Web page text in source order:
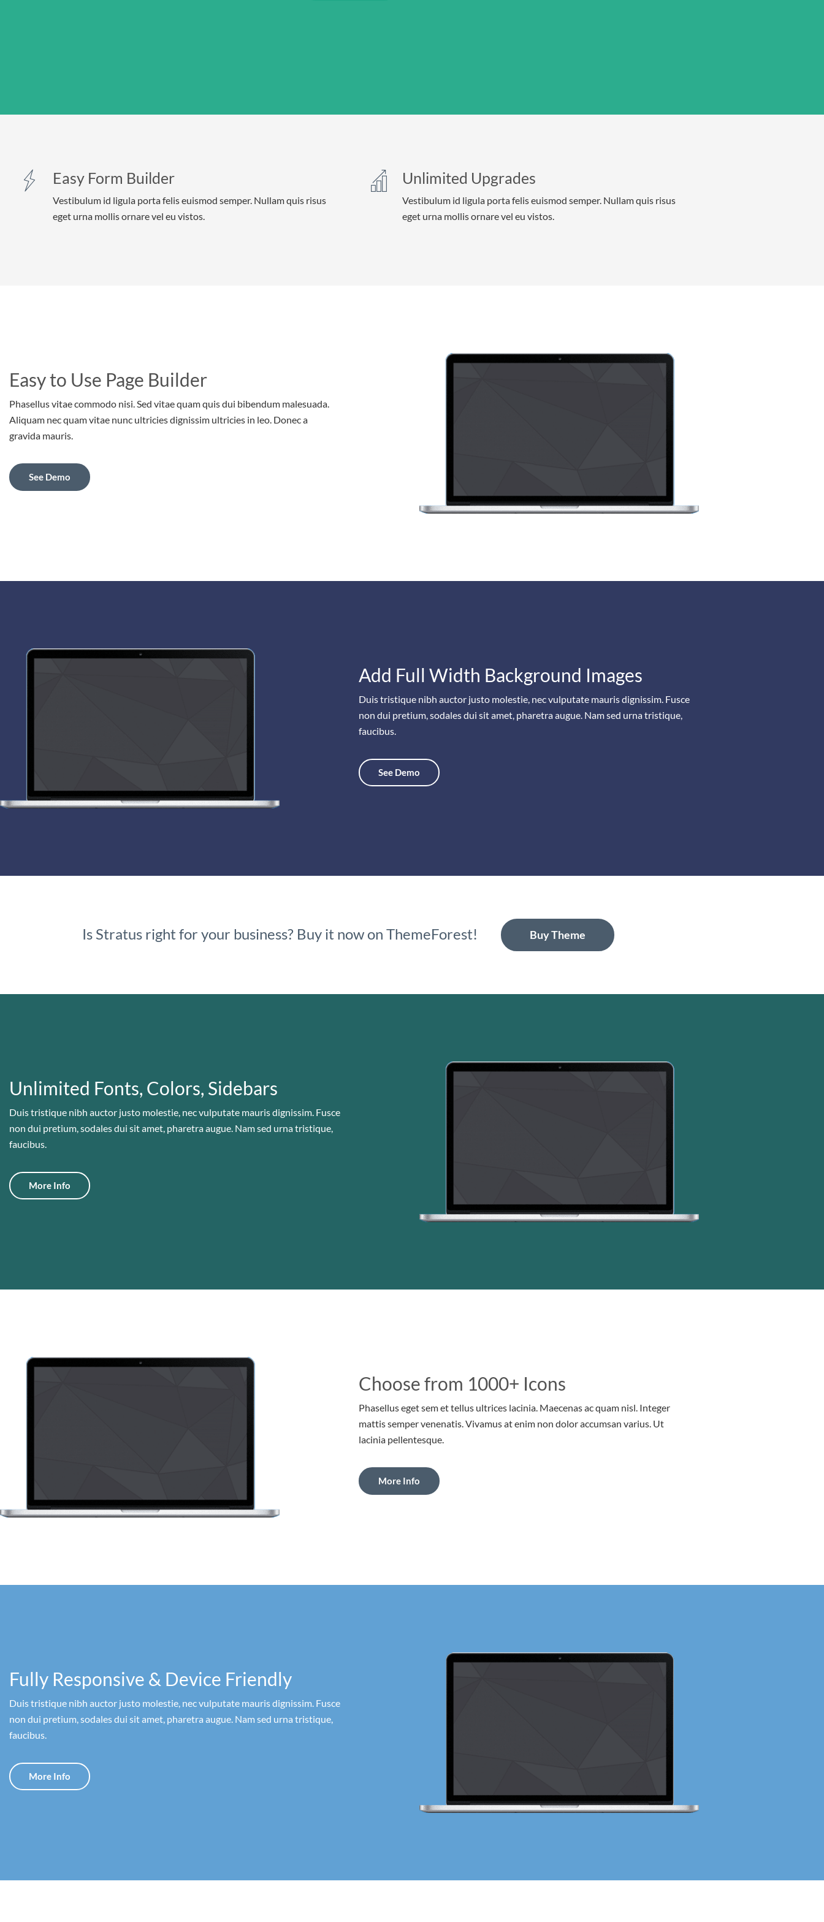
Easy Form Builder
Vestibulum id ligula porta felis euismod semper. Nullam quis risus
eget urna mollis ornare vel eu vistos.
Unlimited Upgrades
Vestibulum id ligula porta felis euismod semper. Nullam quis risus
eget urna mollis ornare vel eu vistos.
Easy to Use Page Builder
Phasellus vitae commodo nisi. Sed vitae quam quis dui bibendum malesuada.
Aliquam nec quam vitae nunc ultricies dignissim ultricies in leo. Donec a
gravida mauris.
See Demo
Add Full Width Background Images
Duis tristique nibh auctor justo molestie, nec vulputate mauris dignissim. Fusce
non dui pretium, sodales dui sit amet, pharetra augue. Nam sed urna tristique,
faucibus.
See Demo
Is Stratus right for your business? Buy it now on ThemeForest! Buy Theme
Unlimited Fonts, Colors, Sidebars
Duis tristique nibh auctor justo molestie, nec vulputate mauris dignissim. Fusce
non dui pretium, sodales dui sit amet, pharetra augue. Nam sed urna tristique,
faucibus.
More Info
Choose from 1000+ Icons
Phasellus eget sem et tellus ultrices lacinia. Maecenas ac quam nisl. Integer
mattis semper venenatis. Vivamus at enim non dolor accumsan varius. Ut
lacinia pellentesque.
More Info
Fully Responsive & Device Friendly
Duis tristique nibh auctor justo molestie, nec vulputate mauris dignissim. Fusce
non dui pretium, sodales dui sit amet, pharetra augue. Nam sed urna tristique,
faucibus.
More Info